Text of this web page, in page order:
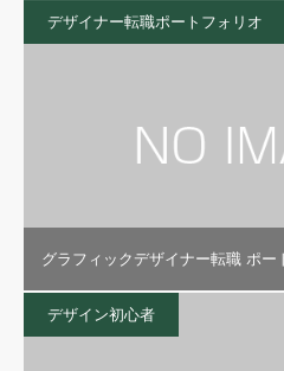
デザイナー転職ポートフォリオ
グラフィックデザイナー転職 ポ
デザイン初心者